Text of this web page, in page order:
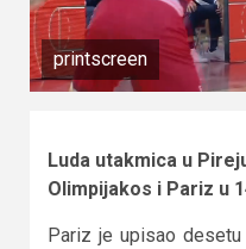
printscreen
Luda utakmica u
Olimpijakos i Pariz u
Pariz je upisao